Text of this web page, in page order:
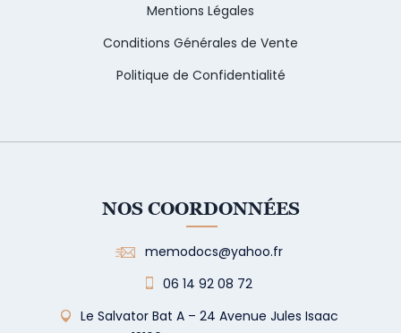
Mentions Légales
Conditions Générales de Vente
Politique de Confidentialité
NOS COORDONNÉES
memodocs@yahoo.fr
06 14 92 08 72
Le Salvator Bat A – 24 Avenue Jules Isaac